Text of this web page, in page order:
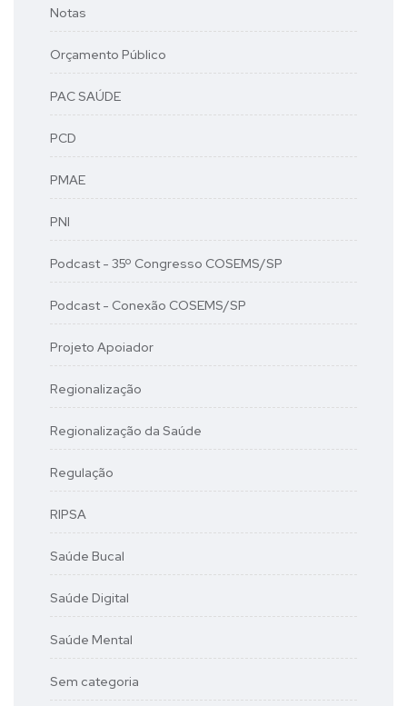
Notas
Orçamento Público
PAC SAÚDE
PCD
PMAE
PNI
Podcast - 35º Congresso COSEMS/SP
Podcast - Conexão COSEMS/SP
Projeto Apoiador
Regionalização
Regionalização da Saúde
Regulação
RIPSA
Saúde Bucal
Saúde Digital
Saúde Mental
Sem categoria